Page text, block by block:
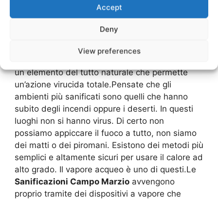
Accept
Deny
View preferences
difficile da ricaricare, ciò non toglie che ci sono
proprio con questo metodo.Una delle
Sanificazioni Campo Marzioutili è quello che
un elemento del tutto naturale che permette
un’azione virucida totale.Pensate che gli
ambienti più sanificati sono quelli che hanno
subito degli incendi oppure i deserti. In questi
luoghi non si hanno virus. Di certo non
possiamo appiccare il fuoco a tutto, non siamo
dei matti o dei piromani. Esistono dei metodi più
semplici e altamente sicuri per usare il calore ad
alto grado. Il vapore acqueo è uno di questi.Le
Sanificazioni Campo Marzio avvengono
proprio tramite dei dispositivi a vapore che